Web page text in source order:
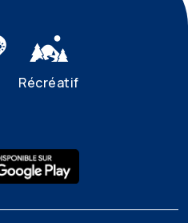
Récréatif